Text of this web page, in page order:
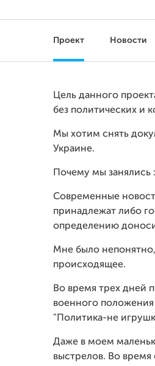
Проект Новости
Цель данного
без политических и
Мы хотим снять
Украине.
Почему мы
Современные
принадлежат либо
определению
Мне было
происходящее.
Во время трех дней
военного положения
"Политика-не
Даже в моем
выстрелов. Во время